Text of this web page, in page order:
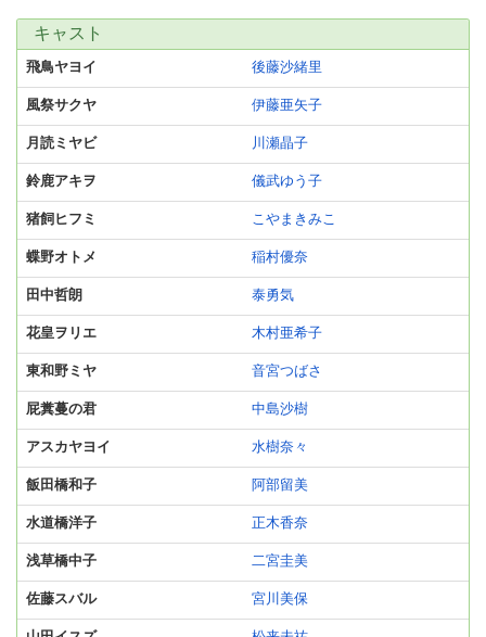
キャスト
飛鳥ヤヨイ 後藤沙緒里
風祭サクヤ 伊藤亜矢子
月読ミヤビ 川瀬晶子
鈴鹿アキヲ 儀武ゆう子
猪飼ヒフミ こやまきみこ
蝶野オトメ 稲村優奈
田中哲朗 泰勇気
花皇ヲリエ 木村亜希子
東和野ミヤ 音宮つばさ
屁糞蔓の君 中島沙樹
アスカヤヨイ 水樹奈々
飯田橋和子 阿部留美
水道橋洋子 正木香奈
浅草橋中子 二宮圭美
佐藤スバル 宮川美保